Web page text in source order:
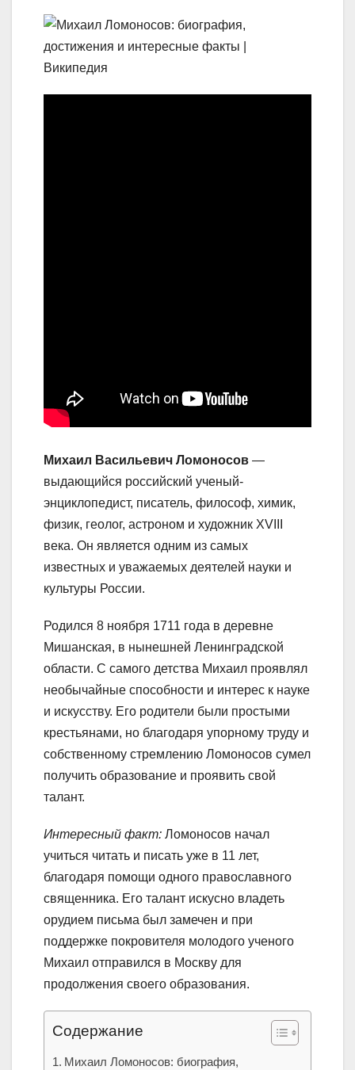
Михаил Васильевич Ломоносов —
выдающийся российский ученый-
энциклопедист, писатель, философ, химик,
физик, геолог, астроном и художник XVIII
века. Он является одним из самых
известных и уважаемых деятелей науки и
культуры России.
Родился 8 ноября 1711 года в деревне
Мишанская, в нынешней Ленинградской
области. С самого детства Михаил проявлял
необычайные способности и интерес к науке
и искусству. Его родители были простыми
крестьянами, но благодаря упорному труду и
собственному стремлению Ломоносов сумел
получить образование и проявить свой
талант.
Интересный факт: Ломоносов начал
учиться читать и писать уже в 11 лет,
благодаря помощи одного православного
священника. Его талант искусно владеть
орудием письма был замечен и при
поддержке покровителя молодого ученого
Михаил отправился в Москву для
продолжения своего образования.
Содержание
Михаил Ломоносов: биография,